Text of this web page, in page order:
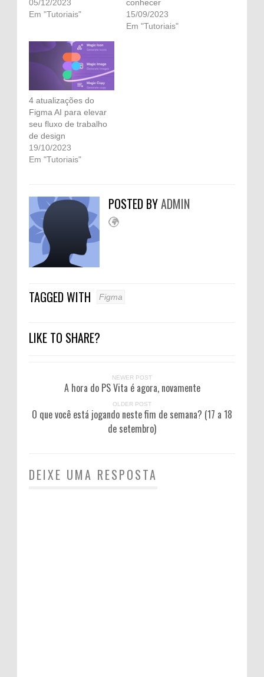
05/12/2023
Em "Tutoriais"
conhecer
15/09/2023
Em "Tutoriais"
4 atualizações do
Figma AI para elevar
seu fluxo de trabalho
de design
19/10/2023
Em "Tutoriais"
POSTED BYADMIN
TAGGED WITH Figma
LIKE TO SHARE?
NEWER POST
A hora do PS Vita é agora, novamente
OLDER POST
O que você está jogando neste fim de semana? (17 a 18
de setembro)
DEIXE UMA RESPOSTA